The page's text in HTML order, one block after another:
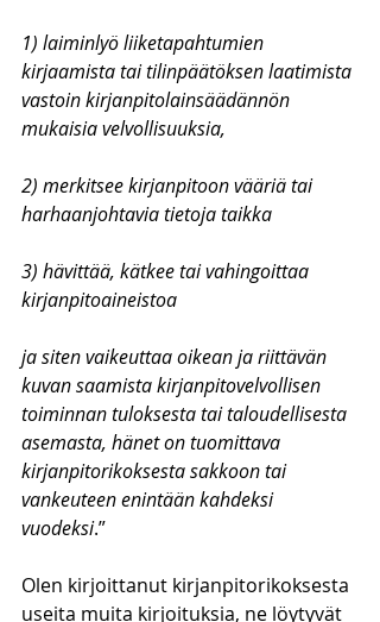
1) laiminlyö liiketapahtumien
kirjaamista tai tilinpäätöksen laatimista
vastoin kirjanpitolainsäädännön
mukaisia velvollisuuksia,
2) merkitsee kirjanpitoon vääriä tai
harhaanjohtavia tietoja taikka
3) hävittää, kätkee tai vahingoittaa
kirjanpitoaineistoa
ja siten vaikeuttaa oikean ja riittävän
kuvan saamista kirjanpitovelvollisen
toiminnan tuloksesta tai taloudellisesta
asemasta, hänet on tuomittava
kirjanpitorikoksesta sakkoon tai
vankeuteen enintään kahdeksi
vuodeksi.”
Olen kirjoittanut kirjanpitorikoksesta
useita muita kirjoituksia, ne löytyvät